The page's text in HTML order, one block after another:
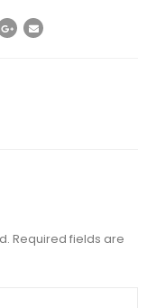
Required fields are